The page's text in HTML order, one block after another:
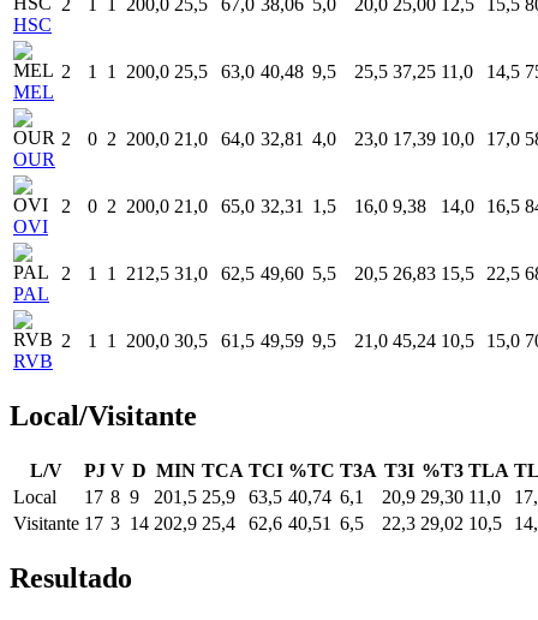
HSC
2 1 1 200,0 25,5 67,0 38,06 5,0 20,0 25,00 12,5 15,5
MEL
2 1 1 200,0 25,5 63,0 40,48 9,5 25,5 37,25 11,0 14,5
OUR
2 0 2 200,0 21,0 64,0 32,81 4,0 23,0 17,39 10,0 17,0
OVI
2 0 2 200,0 21,0 65,0 32,31 1,5 16,0 9,38 14,0 16,5
PAL
2 1 1 212,5 31,0 62,5 49,60 5,5 20,5 26,83 15,5 22,5
RVB
2 1 1 200,0 30,5 61,5 49,59 9,5 21,0 45,24 10,5 15,0
Local/Visitante
L/V PJ V D MIN TCA TCI %TC T3A T3I %T3 TLA
Local
17 8 9 201,5 25,9 63,5 40,74 6,1 20,9 29,30 11,0
Visitante 17 3 14 202,9 25,4 62,6 40,51 6,5 22,3 29,02 10,5
Resultado